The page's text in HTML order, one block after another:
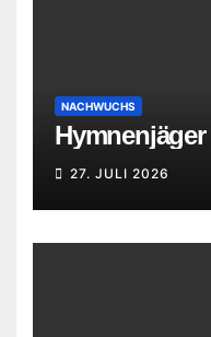
NACHWUCHS
Hymnenjäger
27. JULI 2026